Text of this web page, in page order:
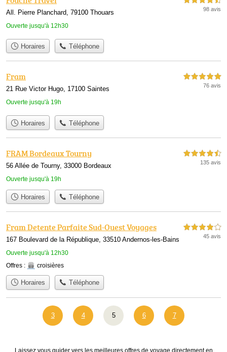
All. Pierre Planchard, 79100 Thouars
Ouverte jusqu'à 12h30
98 avis
Horaires Téléphone
Fram
21 Rue Victor Hugo, 17100 Saintes
Ouverte jusqu'à 19h
5,0 étoiles sur 5
76 avis
Horaires Téléphone
FRAM Bordeaux Tourny
56 Allée de Tourny, 33000 Bordeaux
Ouverte jusqu'à 19h
4,5 étoiles sur 5
135 avis
Horaires Téléphone
Fram Detente Parfaite Sud-Ouest Voyages
167 Boulevard de la République, 33510 Andernos-les-Bains
Ouverte jusqu'à 12h30
4,0 étoiles sur 5
45 avis
Offres : croisières
Horaires Téléphone
3 4 5 6 7
Laissez vous guider vers les meilleures offres de voyage directement en